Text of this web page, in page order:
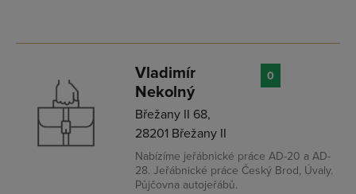
Vladimír
Nekolný
Břežany II 68,
28201 Břežany II
Nabízíme jeřábnické práce AD-20 a AD-
28. Jeřábnické práce Český Brod, Úvaly.
Půjčovna autojeřábů.
0
Přihlásit se